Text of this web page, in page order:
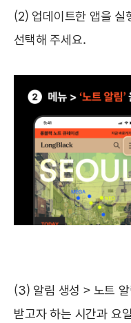
(2) 업데이트한 앱을 실
선택해 주세요.
(3) 알림 생성 > 노트
받고자 하는 시간과 요